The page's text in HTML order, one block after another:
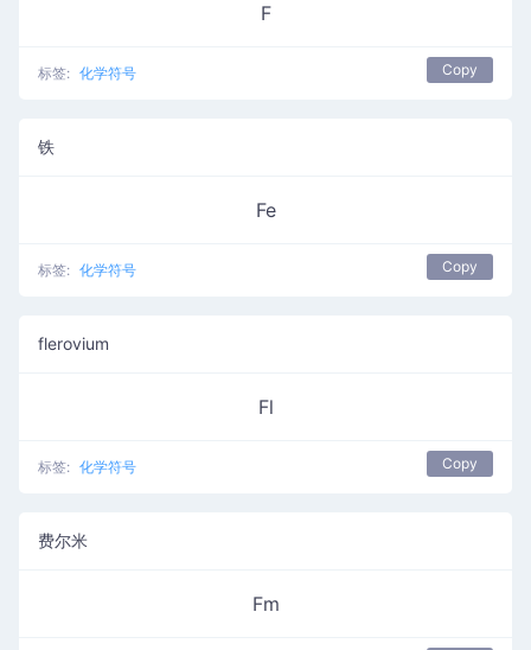
F
标签: 化学符号 Copy
铁
Fe
标签: 化学符号 Copy
flerovium
Fl
标签: 化学符号 Copy
费尔米
Fm